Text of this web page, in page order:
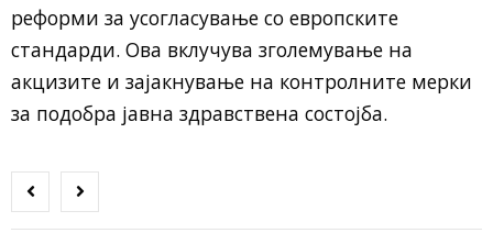
реформи за усогласување со европските
стандарди. Ова вклучува зголемување на
акцизите и зајакнување на контролните мерки
за подобра јавна здравствена состојба.